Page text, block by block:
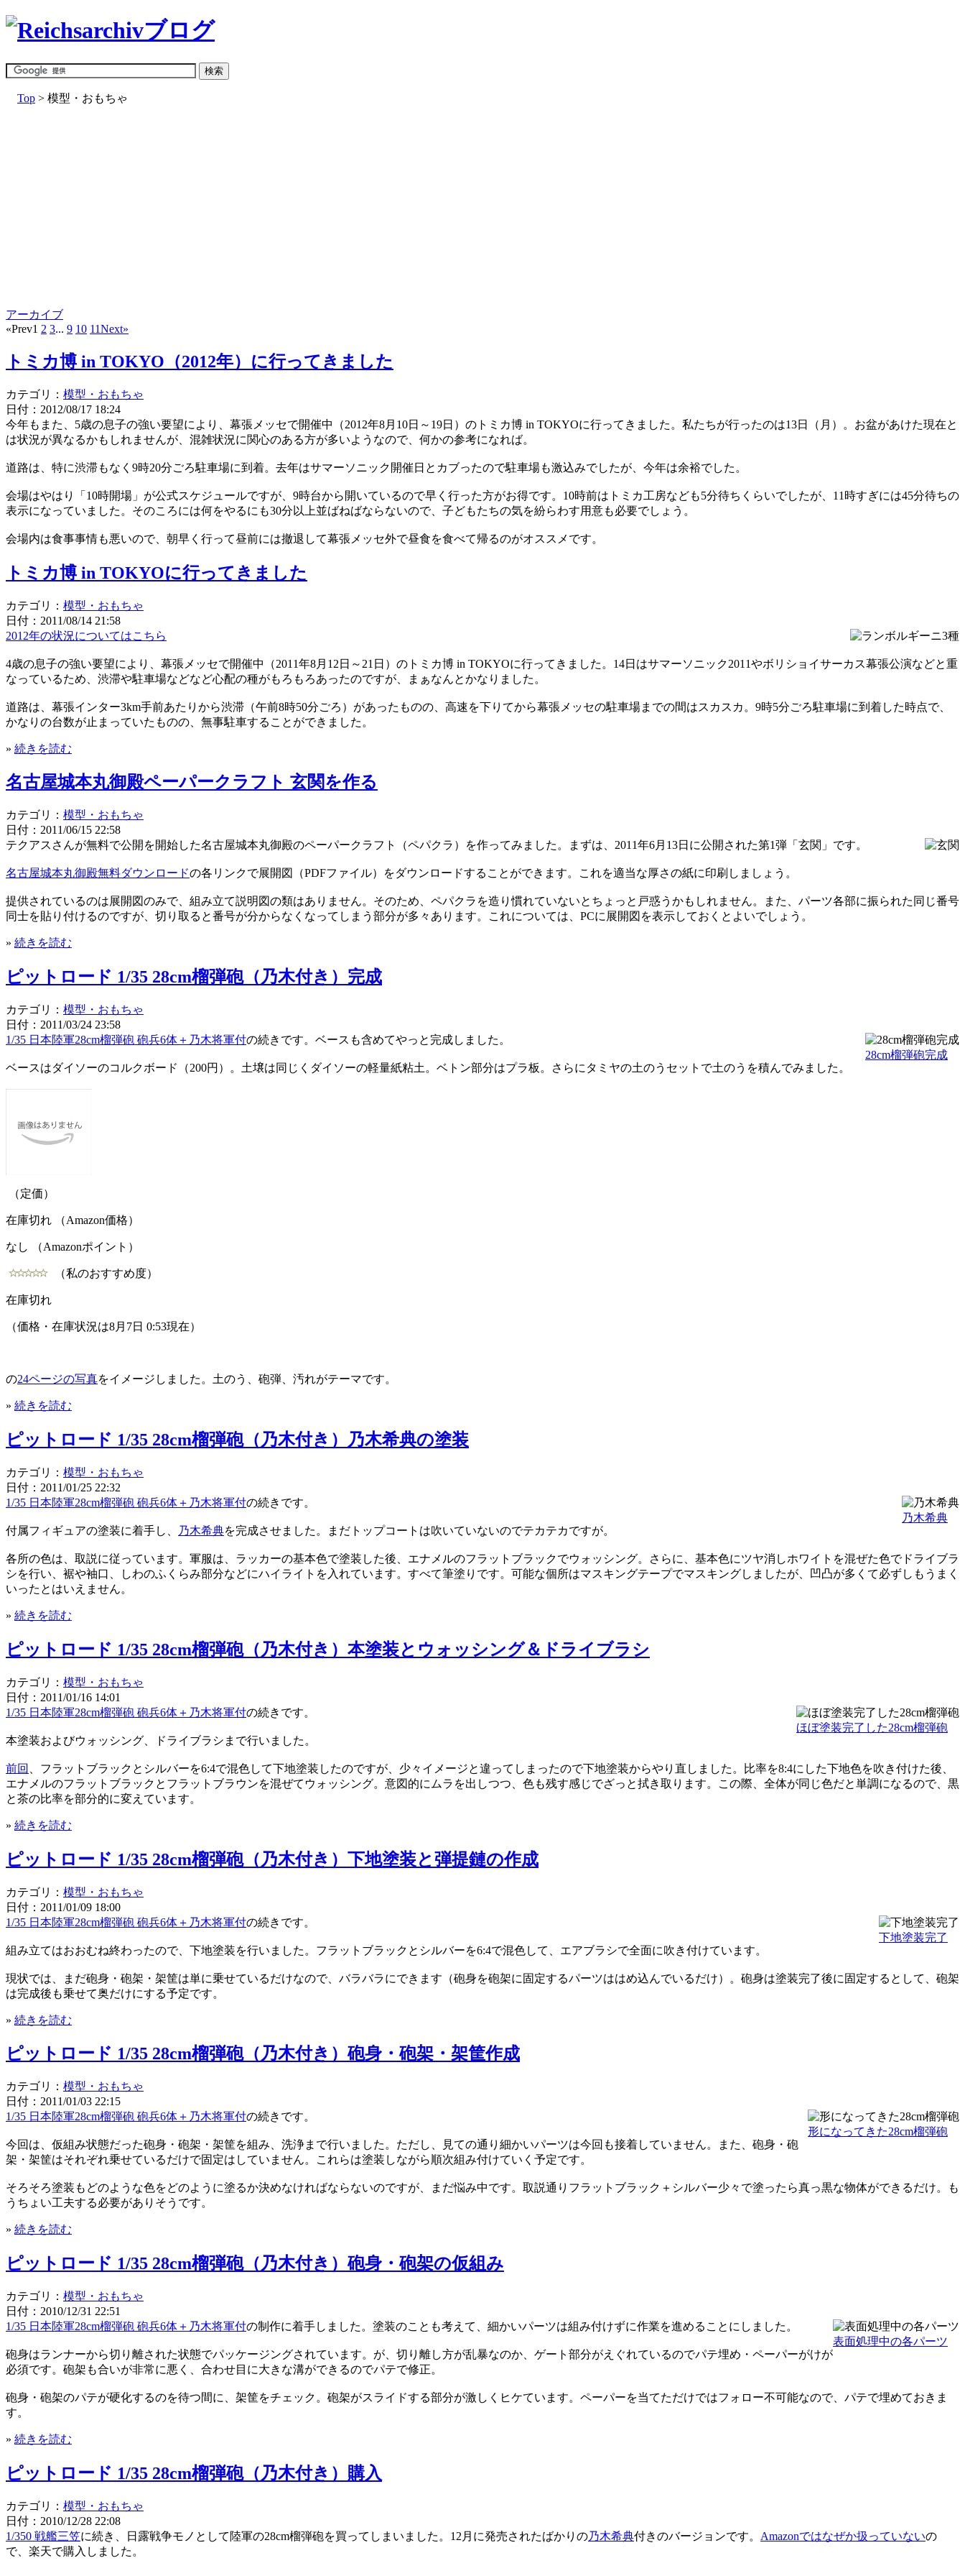
Top > 模型・おもちゃ
アーカイブ
«Prev1 2 3... 9 10 11Next»
トミカ博 in TOKYO（2012年）に行ってきました
カテゴリ： 模型・おもちゃ
日付：2012/08/17 18:24
今年もまた、5歳の息子の強い要望により、幕張メッセで開催中（2012年8月10日～19日）のトミカ博 in TOKYOに行ってきました。私たちが行ったのは13日（月）。お盆があけた現在と
は状況が異なるかもしれませんが、混雑状況に関心のある方が多いようなので、何かの参考になれば。
道路は、特に渋滞もなく9時20分ごろ駐車場に到着。去年はサマーソニック開催日とカブったので駐車場も激込みでしたが、今年は余裕でした。
会場はやはり「10時開場」が公式スケジュールですが、9時台から開いているので早く行った方がお得です。10時前はトミカ工房なども5分待ちくらいでしたが、11時すぎには45分待ちの
表示になっていました。そのころには何をやるにも30分以上並ばねばならないので、子どもたちの気を紛らわす用意も必要でしょう。
会場内は食事事情も悪いので、朝早く行って昼前には撤退して幕張メッセ外で昼食を食べて帰るのがオススメです。
トミカ博 in TOKYOに行ってきました
カテゴリ： 模型・おもちゃ
日付：2011/08/14 21:58
2012年の状況についてはこちら
4歳の息子の強い要望により、幕張メッセで開催中（2011年8月12日～21日）のトミカ博 in TOKYOに行ってきました。14日はサマーソニック2011やボリショイサーカス幕張公演などと重
なっているため、渋滞や駐車場などなど心配の種がもろもろあったのですが、まぁなんとかなりました。
道路は、幕張インター3km手前あたりから渋滞（午前8時50分ごろ）があったものの、高速を下りてから幕張メッセの駐車場までの間はスカスカ。9時5分ごろ駐車場に到着した時点で、
かなりの台数が止まっていたものの、無事駐車することができました。
» 続きを読む
名古屋城本丸御殿ペーパークラフト 玄関を作る
カテゴリ： 模型・おもちゃ
日付：2011/06/15 22:58
テクアスさんが無料で公開を開始した名古屋城本丸御殿のペーパークラフト（ペパクラ）を作ってみました。まずは、2011年6月13日に公開された第1弾「玄関」です。
名古屋城本丸御殿無料ダウンロードの各リンクで展開図（PDFファイル）をダウンロードすることができます。これを適当な厚さの紙に印刷しましょう。
提供されているのは展開図のみで、組み立て説明図の類はありません。そのため、ペパクラを造り慣れていないとちょっと戸惑うかもしれません。また、パーツ各部に振られた同じ番号
同士を貼り付けるのですが、切り取ると番号が分からなくなってしまう部分が多々あります。これについては、PCに展開図を表示しておくとよいでしょう。
» 続きを読む
ピットロード 1/35 28cm榴弾砲（乃木付き）完成
カテゴリ： 模型・おもちゃ
日付：2011/03/24 23:58
28cm榴弾砲完成
1/35 日本陸軍28cm榴弾砲 砲兵6体＋乃木将軍付の続きです。ベースも含めてやっと完成しました。
ベースはダイソーのコルクボード（200円）。土壌は同じくダイソーの軽量紙粘土。ベトン部分はプラ板。さらにタミヤの土のうセットで土のうを積んでみました。
（定価）
在庫切れ （Amazon価格）
なし （Amazonポイント）
（私のおすすめ度）
在庫切れ
（価格・在庫状況は8月7日 0:53現在）
の24ページの写真をイメージしました。土のう、砲弾、汚れがテーマです。
» 続きを読む
ピットロード 1/35 28cm榴弾砲（乃木付き）乃木希典の塗装
カテゴリ： 模型・おもちゃ
日付：2011/01/25 22:32
乃木希典
1/35 日本陸軍28cm榴弾砲 砲兵6体＋乃木将軍付の続きです。
付属フィギュアの塗装に着手し、 乃木希典を完成させました。まだトップコートは吹いていないのでテカテカですが。
各所の色は、取説に従っています。軍服は、ラッカーの基本色で塗装した後、エナメルのフラットブラックでウォッシング。さらに、基本色にツヤ消しホワイトを混ぜた色でドライブラ
シを行い、裾や袖口、しわのふくらみ部分などにハイライトを入れています。すべて筆塗りです。可能な個所はマスキングテープでマスキングしましたが、凹凸が多くて必ずしもうまく
いったとはいえません。
» 続きを読む
ピットロード 1/35 28cm榴弾砲（乃木付き）本塗装とウォッシング＆ドライブラシ
カテゴリ： 模型・おもちゃ
日付：2011/01/16 14:01
ほぼ塗装完了した28cm榴弾砲
1/35 日本陸軍28cm榴弾砲 砲兵6体＋乃木将軍付の続きです。
本塗装およびウォッシング、ドライブラシまで行いました。
前回
、フラットブラックとシルバーを6:4で混色して下地塗装したのですが、少々イメージと違ってしまったので下地塗装からやり直しました。比率を8:4にした下地色を吹き付けた後、
エナメルのフラットブラックとフラットブラウンを混ぜてウォッシング。意図的にムラを出しつつ、色も残す感じでざっと拭き取ります。この際、全体が同じ色だと単調になるので、黒
と茶の比率を部分的に変えています。
» 続きを読む
ピットロード 1/35 28cm榴弾砲（乃木付き）下地塗装と弾提鏈の作成
カテゴリ： 模型・おもちゃ
日付：2011/01/09 18:00
下地塗装完了
1/35 日本陸軍28cm榴弾砲 砲兵6体＋乃木将軍付の続きです。
組み立てはおおむね終わったので、下地塗装を行いました。フラットブラックとシルバーを6:4で混色して、エアブラシで全面に吹き付けています。
現状では、まだ砲身・砲架・架筐は単に乗せているだけなので、バラバラにできます（砲身を砲架に固定するパーツははめ込んでいるだけ）。砲身は塗装完了後に固定するとして、砲架
は完成後も乗せて奥だけにする予定です。
» 続きを読む
ピットロード 1/35 28cm榴弾砲（乃木付き）砲身・砲架・架筐作成
カテゴリ： 模型・おもちゃ
日付：2011/01/03 22:15
形になってきた28cm榴弾砲
1/35 日本陸軍28cm榴弾砲 砲兵6体＋乃木将軍付の続きです。
今回は、仮組み状態だった砲身・砲架・架筐を組み、洗浄まで行いました。ただし、見ての通り細かいパーツは今回も接着していません。また、砲身・砲
架・架筐はそれぞれ乗せているだけで固定はしていません。これらは塗装しながら順次組み付けていく予定です。
そろそろ塗装もどのような色をどのように塗るか決めなければならないのですが、まだ悩み中です。取説通りフラットブラック＋シルバー少々で塗ったら真っ黒な物体ができるだけ。も
うちょい工夫する必要がありそうです。
» 続きを読む
ピットロード 1/35 28cm榴弾砲（乃木付き）砲身・砲架の仮組み
カテゴリ： 模型・おもちゃ
日付：2010/12/31 22:51
表面処理中の各パーツ
1/35 日本陸軍28cm榴弾砲 砲兵6体＋乃木将軍付の制作に着手しました。塗装のことも考えて、細かいパーツは組み付けずに作業を進めることにしました。
砲身はランナーから切り離された状態でパッケージングされています。が、切り離し方が乱暴なのか、ゲート部分がえぐれているのでパテ埋め・ペーパーがけが
必須です。砲架も合いが非常に悪く、合わせ目に大きな溝ができるのでパテで修正。
砲身・砲架のパテが硬化するのを待つ間に、架筐をチェック。砲架がスライドする部分が激しくヒケています。ペーパーを当てただけではフォロー不可能なので、パテで埋めておきま
す。
» 続きを読む
ピットロード 1/35 28cm榴弾砲（乃木付き）購入
カテゴリ： 模型・おもちゃ
日付：2010/12/28 22:08
1/350 戦艦三笠に続き、日露戦争モノとして陸軍の28cm榴弾砲を買ってしまいました。12月に発売されたばかりの乃木希典付きのバージョンです。 Amazonではなぜか扱っていないの
で、楽天で購入しました。